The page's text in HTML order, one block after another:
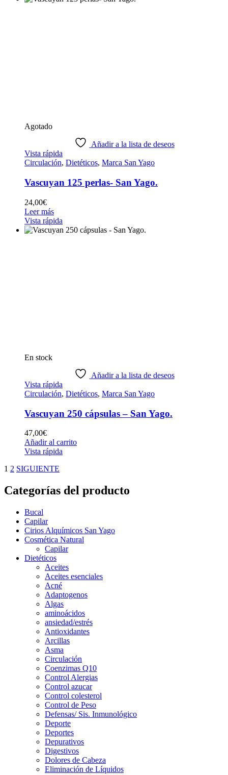
Agotado
Añadir a la lista de deseos
Vista rápida
Circulación, Dietéticos, Marca San Yago
Vascuyan 125 perlas- San Yago.
24,00€
Leer más
Vista rápida
En stock
Añadir a la lista de deseos
Vista rápida
Circulación, Dietéticos, Marca San Yago
Vascuyan 250 cápsulas – San Yago.
47,00€
Añadir al carrito
Vista rápida
1 2 SIGUIENTE
Categorías del producto
Bucal
Capilar
Cirios Alquímicos San Yago
Cosmética Natural
Capilar
Dietéticos
Aceites
Aceites esenciales
Acné
Adaptogenos
Algas
aminoácidos
ansiedad/estrés
Antioxidantes
Arcillas
Asma
Circulación
Coenzimas Q10
Control Alergias
Control azucar
Control colesterol
Control de Peso
Defensas/ Sis. Inmunológico
Deporte
Deportes
Depurativos
Digestivos
Dolores de Cabeza
Eliminación de Líquidos